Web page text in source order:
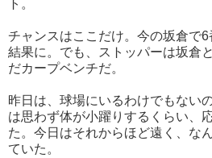
ト。
チャンスはここだけ。今の坂倉で
結果に。でも、ストッパーは坂倉
だカープベンチだ。
昨日は、球場にいるわけでもない
は思わず体が小躍りするくらい、
た。今日はそれからほど遠く、な
ていた。